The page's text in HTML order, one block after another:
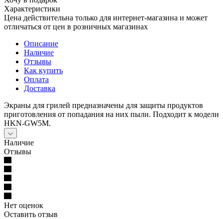
Характеристики
Цена действительна только для интернет-магазина и может
отличаться от цен в розничных магазинах
Описание
Наличие
Отзывы
Как купить
Оплата
Доставка
Экраны для грилей предназначены для защиты продуктов
приготовления от попадания на них пыли. Подходит к модели
HKN-GW5M.
Наличие
Отзывы
Нет оценок
Оставить отзыв